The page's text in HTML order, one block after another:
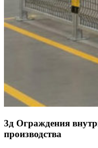
3д Ограждения
производства